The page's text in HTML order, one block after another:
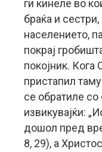
ги кинеле во
браќа и
населението,
покрај
покојник. Кога
пристапил
се обратиле
извикувајќи:
дошол пред
8, 29), а